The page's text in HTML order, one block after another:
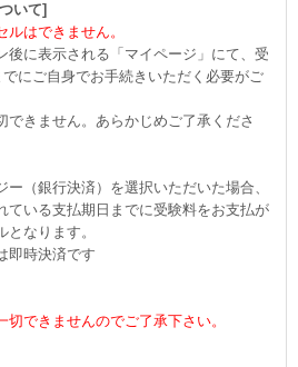
いて]
はできません。
後に表示される「マイページ」にて、受
にご自身でお手続きいただく必要がご
できません。あらかじめご了承くださ
（銀行決済）を選択いただいた場合、
ている支払期日までに受験料をお支払が
なります。
即時決済です
できませんのでご了承下さい。